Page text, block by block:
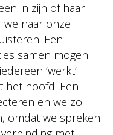
in zijn of haar
we naar onze
Een
samen mogen
‘werkt’
het hoofd. Een
en we zo
omdat we spreken